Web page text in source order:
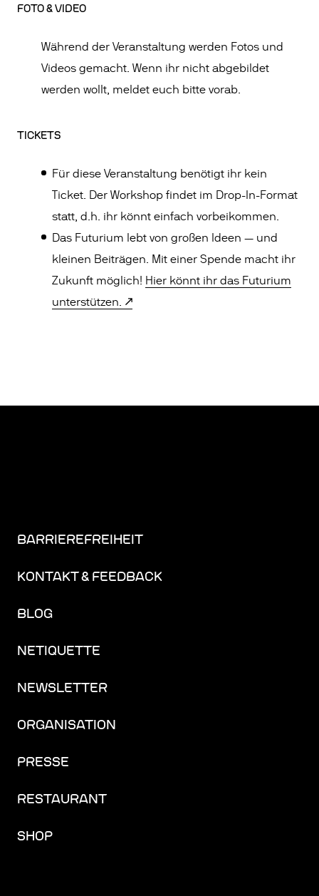
FOTO & VIDEO
Während der Veranstaltung werden Fotos und
Videos gemacht. Wenn ihr nicht abgebildet
werden wollt, meldet euch bitte vorab.
TICKETS
Für diese Veranstaltung benötigt ihr kein
Ticket. Der Workshop findet im Drop-In-Format
statt, d.h. ihr könnt einfach vorbeikommen.
Das Futurium lebt von großen Ideen — und
kleinen Beiträgen. Mit einer Spende macht ihr
Zukunft möglich! Hier könnt ihr das Futurium
unterstützen.
BARRIEREFREIHEIT
KONTAKT & FEEDBACK
BLOG
NETIQUETTE
NEWSLETTER
ORGANISATION
PRESSE
RESTAURANT
SHOP